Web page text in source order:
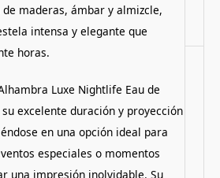
maderas, ámbar y almizcle,
intensa y elegante que
horas.
Luxe Nightlife Eau de
excelente duración y proyección
en una opción ideal para
especiales o momentos
una impresión inolvidable. Su